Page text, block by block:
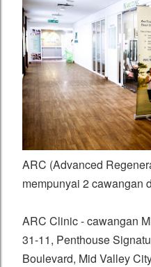
ARC (Advanced
mempunyai 2 cawangan
ARC Clinic - cawangan
31-11, Penthouse
Boulevard, Mid Valley